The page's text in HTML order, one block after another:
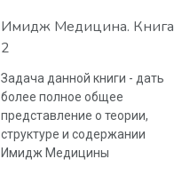
Имидж Медицина. Книга
2
Задача данной книги - дать
более полное общее
представление о теории,
структуре и содержании
Имидж Медицины